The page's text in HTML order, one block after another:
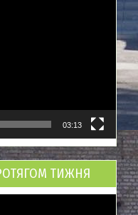
03:13
ТИЖНЯ